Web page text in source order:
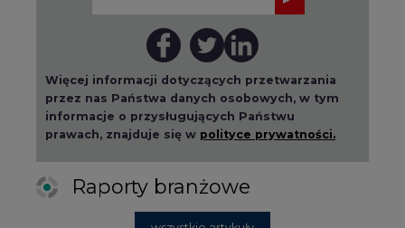
Więcej informacji dotyczących przetwarzania
przez nas Państwa danych osobowych, w tym
informacje o przysługujących Państwu
prawach, znajduje się w polityce prywatności.
Raporty branżowe